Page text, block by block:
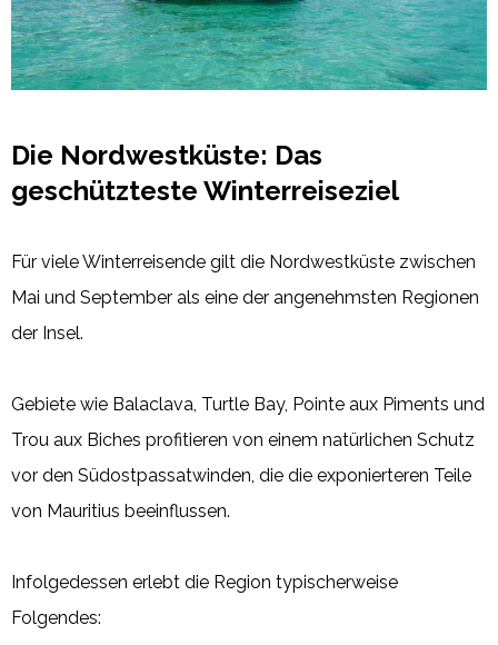
Die Nordwestküste: Das
geschützteste Winterreiseziel
Für viele Winterreisende gilt die Nordwestküste zwischen
Mai und September als eine der angenehmsten Regionen
der Insel.
Gebiete wie Balaclava, Turtle Bay, Pointe aux Piments und
Trou aux Biches profitieren von einem natürlichen Schutz
vor den Südostpassatwinden, die die exponierteren Teile
von Mauritius beeinflussen.
Infolgedessen erlebt die Region typischerweise
Folgendes: